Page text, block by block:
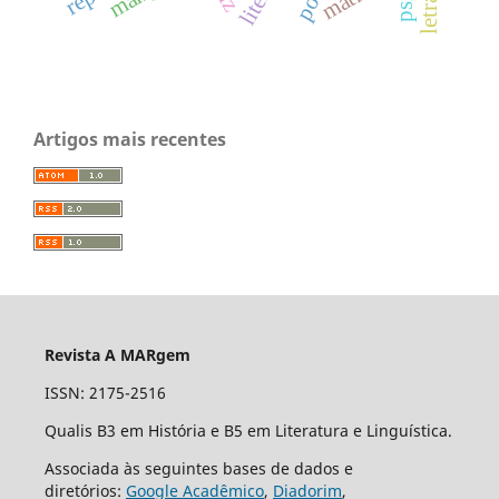
Artigos mais recentes
Revista A MARgem
ISSN: 2175-2516
Qualis B3 em História e B5 em Literatura e Linguística.
Associada às seguintes bases de dados e
diretórios: Google Acadêmico, Diadorim,